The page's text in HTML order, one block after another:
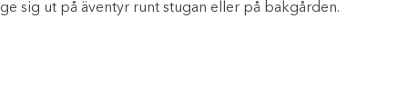
ge sig ut på äventyr runt stugan eller på bakgården.